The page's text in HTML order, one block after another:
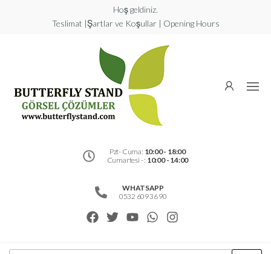
Hoş geldiniz.
Teslimat |Şartlar ve Koşullar | Opening Hours
Görsel
Pzt- Cuma: 10:00 - 18:00
Cumartesi - : 10:00 - 14:00
WHATSAPP
0532 609 36 90